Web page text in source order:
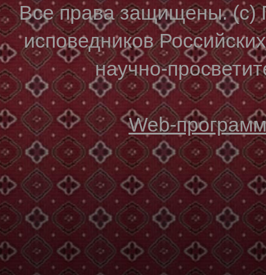
Все права защищены. (с)
исповедников
научно-
Web-